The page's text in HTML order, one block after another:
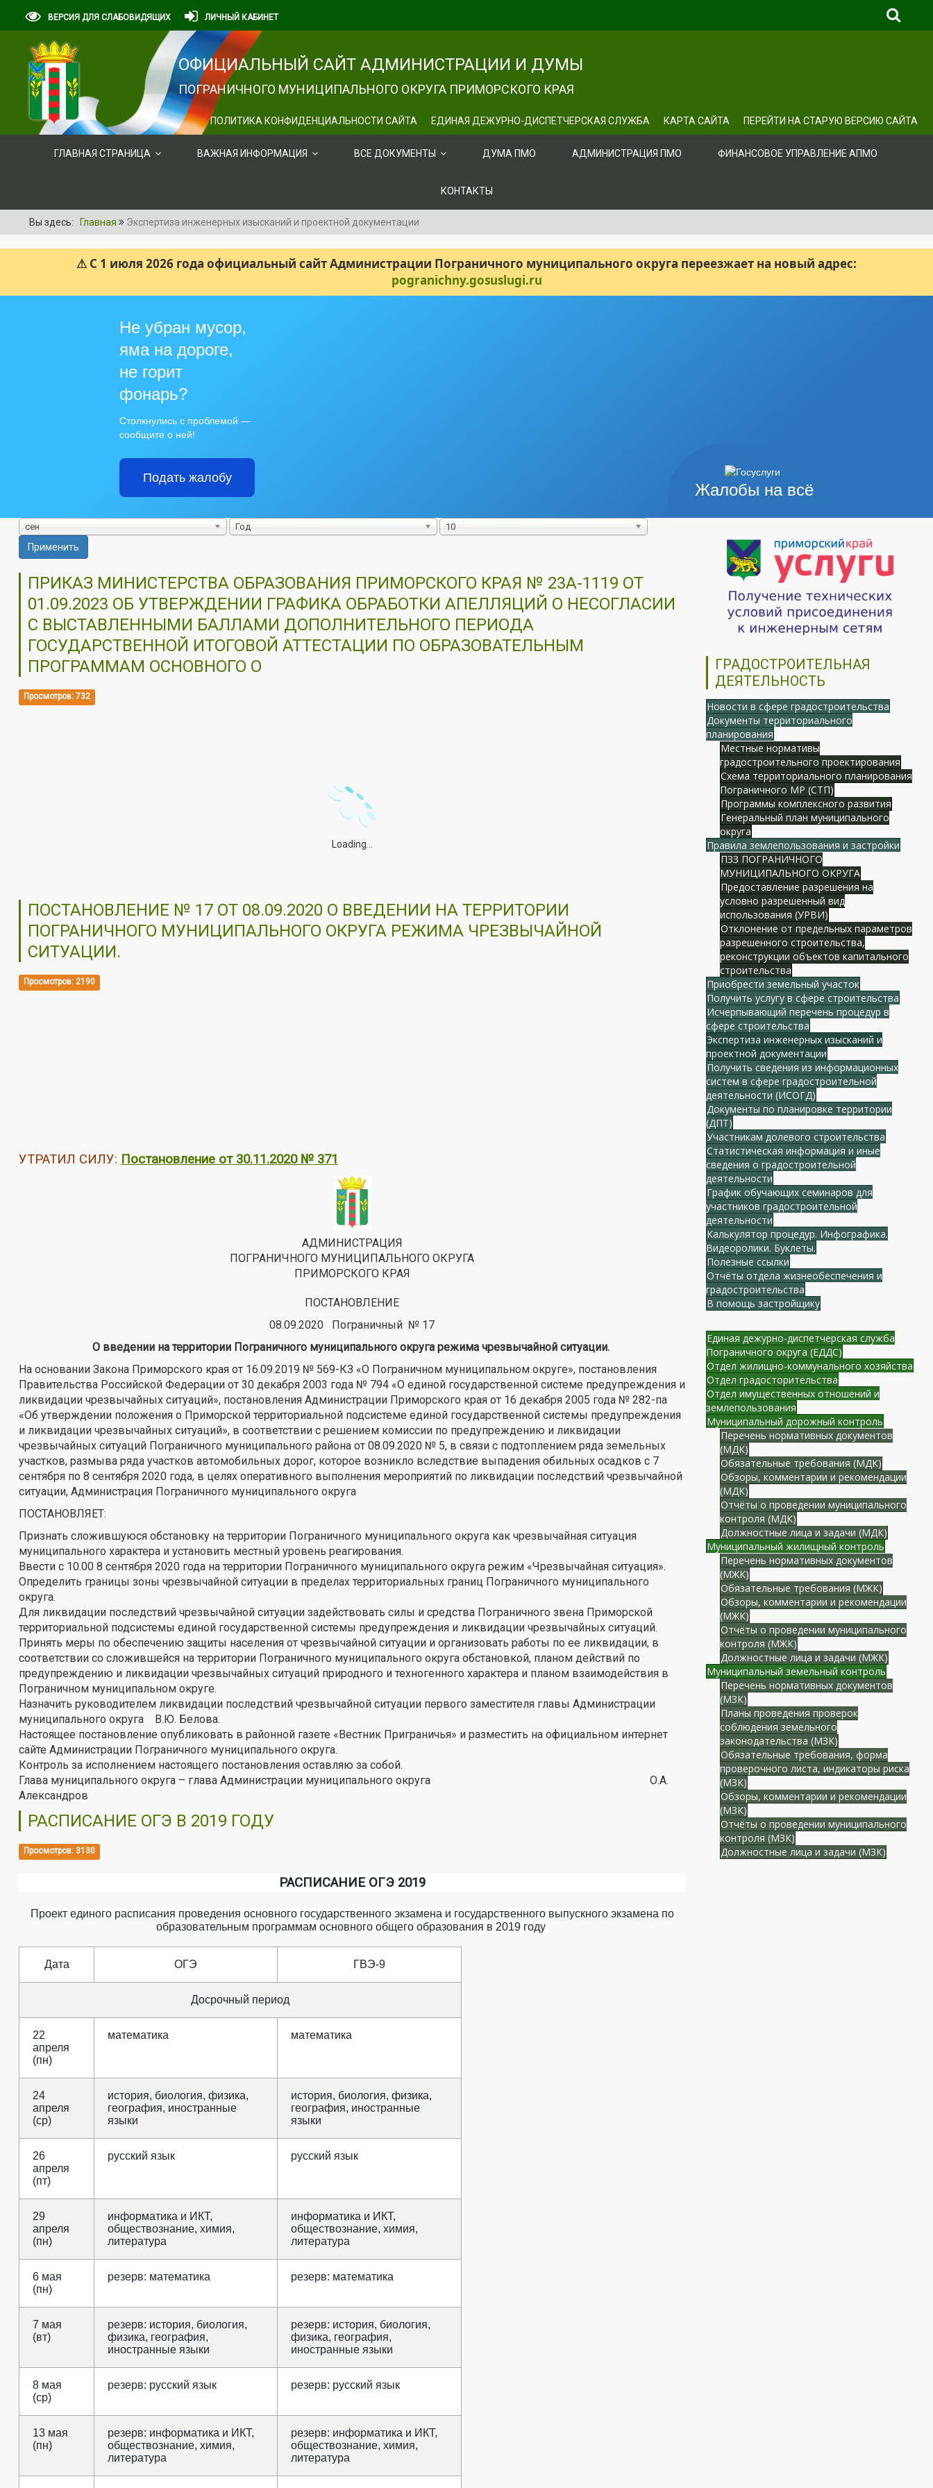
ВЕРСИЯ ДЛЯ СЛАБОВИДЯЩИХ ЛИЧНЫЙ КАБИНЕТ
ОФИЦИАЛЬНЫЙ САЙТ АДМИНИСТРАЦИИ И ДУМЫ
ПОГРАНИЧНОГО МУНИЦИПАЛЬНОГО ОКРУГА ПРИМОРСКОГО КРАЯ
ПОЛИТИКА КОНФИДЕНЦИАЛЬНОСТИ САЙТА ЕДИНАЯ ДЕЖУРНО-ДИСПЕТЧЕРСКАЯ СЛУЖБА КАРТА САЙТА ПЕРЕЙТИ НА СТАРУЮ ВЕРСИЮ САЙТА
ГЛАВНАЯ СТРАНИЦА ВАЖНАЯ ИНФОРМАЦИЯ ВСЕ ДОКУМЕНТЫ ДУМА ПМО АДМИНИСТРАЦИЯ ПМО ФИНАНСОВОЕ УПРАВЛЕНИЕ АПМО
КОНТАКТЫ
Вы здесь: Главная Экспертиза инженерных изысканий и проектной документации
⚠ С 1 июля 2026 года официальный сайт Администрации Пограничного муниципального округа переезжает на новый адрес:
pogranichny.gosuslugi.ru
Жалобы на всё
Не убран мусор,
яма на дороге,
не горит
фонарь?
Столкнулись с проблемой —
сообщите о ней!
Подать жалобу
сен Год 10
Применить
ПРИКАЗ МИНИСТЕРСТВА ОБРАЗОВАНИЯ ПРИМОРСКОГО КРАЯ № 23А-1119 ОТ
01.09.2023 ОБ УТВЕРЖДЕНИИ ГРАФИКА ОБРАБОТКИ АПЕЛЛЯЦИЙ О НЕСОГЛАСИИ
С ВЫСТАВЛЕННЫМИ БАЛЛАМИ ДОПОЛНИТЕЛЬНОГО ПЕРИОДА
ГОСУДАРСТВЕННОЙ ИТОГОВОЙ АТТЕСТАЦИИ ПО ОБРАЗОВАТЕЛЬНЫМ
ПРОГРАММАМ ОСНОВНОГО О
Просмотров: 732
Loading...
ПОСТАНОВЛЕНИЕ № 17 ОТ 08.09.2020 О ВВЕДЕНИИ НА ТЕРРИТОРИИ
ПОГРАНИЧНОГО МУНИЦИПАЛЬНОГО ОКРУГА РЕЖИМА ЧРЕЗВЫЧАЙНОЙ
СИТУАЦИИ.
Просмотров: 2190
УТРАТИЛ СИЛУ: Постановление от 30.11.2020 № 371
АДМИНИСТРАЦИЯ
ПОГРАНИЧНОГО МУНИЦИПАЛЬНОГО ОКРУГА
ПРИМОРСКОГО КРАЯ
ПОСТАНОВЛЕНИЕ
08.09.2020 Пограничный № 17
О введении на территории Пограничного муниципального округа режима чрезвычайной ситуации.
На основании Закона Приморского края от 16.09.2019 № 569-КЗ «О Пограничном муниципальном округе», постановления
Правительства Российской Федерации от 30 декабря 2003 года № 794 «О единой государственной системе предупреждения и
ликвидации чрезвычайных ситуаций», постановления Администрации Приморского края от 16 декабря 2005 года № 282-па
«Об утверждении положения о Приморской территориальной подсистеме единой государственной системы предупреждения
и ликвидации чрезвычайных ситуаций», в соответствии с решением комиссии по предупреждению и ликвидации
чрезвычайных ситуаций Пограничного муниципального района от 08.09.2020 № 5, в связи с подтоплением ряда земельных
участков, размыва ряда участков автомобильных дорог, которое возникло вследствие выпадения обильных осадков с 7
сентября по 8 сентября 2020 года, в целях оперативного выполнения мероприятий по ликвидации последствий чрезвычайной
ситуации, Администрация Пограничного муниципального округа
ПОСТАНОВЛЯЕТ:
Признать сложившуюся обстановку на территории Пограничного муниципального округа как чрезвычайная ситуация
муниципального характера и установить местный уровень реагирования.
Ввести с 10.00 8 сентября 2020 года на территории Пограничного муниципального округа режим «Чрезвычайная ситуация».
Определить границы зоны чрезвычайной ситуации в пределах территориальных границ Пограничного муниципального
округа.
Для ликвидации последствий чрезвычайной ситуации задействовать силы и средства Пограничного звена Приморской
территориальной подсистемы единой государственной системы предупреждения и ликвидации чрезвычайных ситуаций.
Принять меры по обеспечению защиты населения от чрезвычайной ситуации и организовать работы по ее ликвидации, в
соответствии со сложившейся на территории Пограничного муниципального округа обстановкой, планом действий по
предупреждению и ликвидации чрезвычайных ситуаций природного и техногенного характера и планом взаимодействия в
Пограничном муниципальном округе.
Назначить руководителем ликвидации последствий чрезвычайной ситуации первого заместителя главы Администрации
муниципального округа В.Ю. Белова.
Настоящее постановление опубликовать в районной газете «Вестник Приграничья» и разместить на официальном интернет
сайте Администрации Пограничного муниципального округа.
Контроль за исполнением настоящего постановления оставляю за собой.
Глава муниципального округа – глава Администрации муниципального округа О.А.
Александров
РАСПИСАНИЕ ОГЭ В 2019 ГОДУ
Просмотров: 3130
РАСПИСАНИЕ ОГЭ 2019
Проект единого расписания проведения основного государственного экзамена и государственного выпускного экзамена по
образовательным программам основного общего образования в 2019 году
Дата ОГЭ ГВЭ-9
Досрочный период
22
апреля
(пн)
математика математика
24
апреля
(ср)
история, биология, физика,
география, иностранные
языки
история, биология, физика,
география, иностранные
языки
26
апреля
(пт)
русский язык русский язык
29
апреля
(пн)
информатика и ИКТ,
обществознание, химия,
литература
информатика и ИКТ,
обществознание, химия,
литература
6 мая
(пн)
резерв: математика резерв: математика
7 мая
(вт)
резерв: история, биология,
физика, география,
иностранные языки
резерв: история, биология,
физика, география,
иностранные языки
8 мая
(ср)
резерв: русский язык резерв: русский язык
13 мая
(пн)
резерв: информатика и ИКТ,
обществознание, химия,
литература
резерв: информатика и ИКТ,
обществознание, химия,
литература
ГРАДОСТРОИТЕЛЬНАЯ
ДЕЯТЕЛЬНОСТЬ
Новости в сфере градостроительства
Документы территориального
планирования
Местные нормативы
градостроительного проектирования
Схема территориального планирования
Пограничного МР (СТП)
Программы комплексного развития
Генеральный план муниципального
округа
Правила землепользования и застройки
ПЗЗ ПОГРАНИЧНОГО
МУНИЦИПАЛЬНОГО ОКРУГА
Предоставление разрешения на
условно разрешенный вид
использования (УРВИ)
Отклонение от предельных параметров
разрешенного строительства,
реконструкции объектов капитального
строительства
Приобрести земельный участок
Получить услугу в сфере строительства
Исчерпывающий перечень процедур в
сфере строительства
Экспертиза инженерных изысканий и
проектной документации
Получить сведения из информационных
систем в сфере градостроительной
деятельности (ИСОГД)
Документы по планировке территории
(ДПТ)
Участникам долевого строительства
Статистическая информация и иные
сведения о градостроительной
деятельности
График обучающих семинаров для
участников градостроительной
деятельности
Калькулятор процедур. Инфографика.
Видеоролики. Буклеты.
Полезные ссылки
Отчёты отдела жизнеобеспечения и
градостроительства
В помощь застройщику
Единая дежурно-диспетчерская служба
Пограничного округа (ЕДДС)
Отдел жилищно-коммунального хозяйства
Отдел градосторительства
Отдел имущественных отношений и
землепользования
Муниципальный дорожный контроль
Перечень нормативных документов
(МДК)
Обязательные требования (МДК)
Обзоры, комментарии и рекомендации
(МДК)
Отчёты о проведении муниципального
контроля (МДК)
Должностные лица и задачи (МДК)
Муниципальный жилищный контроль
Перечень нормативных документов
(МЖК)
Обязательные требования (МЖК)
Обзоры, комментарии и рекомендации
(МЖК)
Отчёты о проведении муниципального
контроля (МЖК)
Должностные лица и задачи (МЖК)
Муниципальный земельный контроль
Перечень нормативных документов
(МЗК)
Планы проведения проверок
соблюдения земельного
законодательства (МЗК)
Обязательные требования, форма
проверочного листа, индикаторы риска
(МЗК)
Обзоры, комментарии и рекомендации
(МЗК)
Отчёты о проведении муниципального
контроля (МЗК)
Должностные лица и задачи (МЗК)